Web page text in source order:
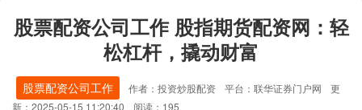
股票配资公司工作 股指期货配资网：轻
松杠杆，撬动财富
股票配资公司工作 作者：投资炒股配资 平台：联华证券门户网
更
新：2025-05-15 11:20:40
阅读：195